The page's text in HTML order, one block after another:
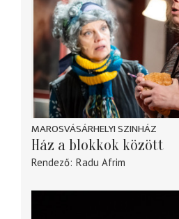
MAROSVÁSÁRHELYI SZINHÁZ
Ház a blokkok között
Rendező Radu Afrim